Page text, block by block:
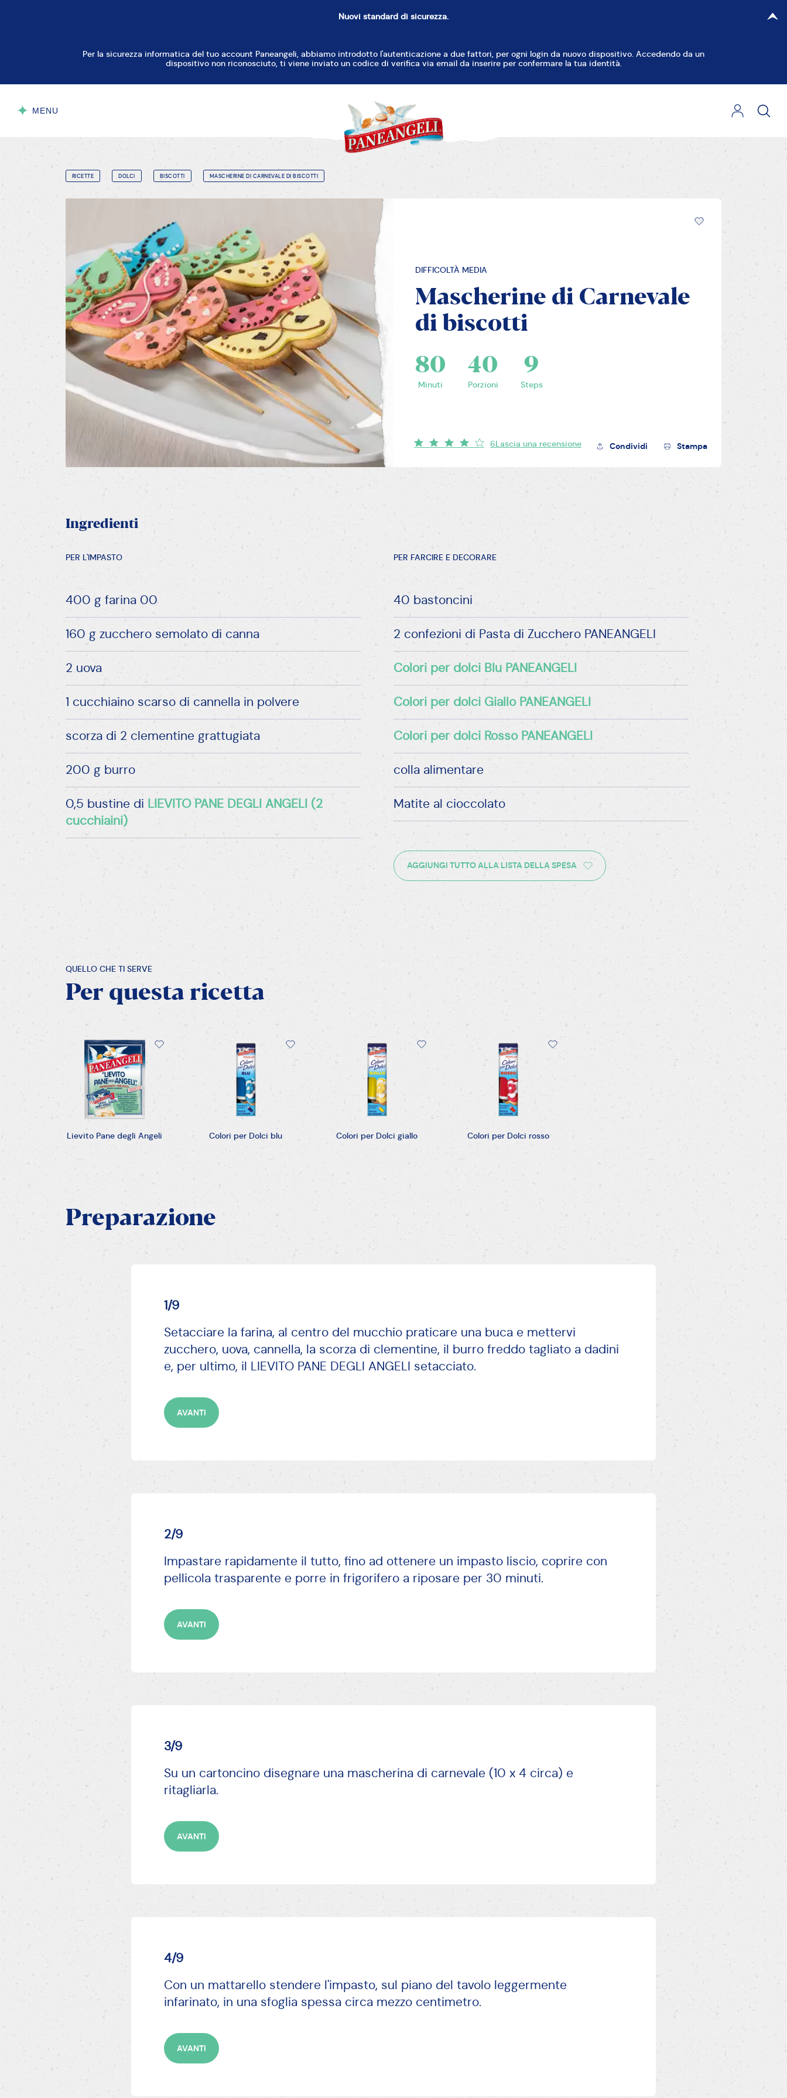
Nuovi standard di sicurezza.
Per la sicurezza informatica del tuo account Paneangeli, abbiamo introdotto l'autenticazione a due fattori, per ogni login da nuovo dispositivo. Accedendo da un
dispositivo non riconosciuto, ti viene inviato un codice di verifica via email da inserire per confermare la tua identità.
MENU
RICETTE DOLCI BISCOTTI MASCHERINE DI CARNEVALE DI BISCOTTI
DIFFICOLTÀ MEDIA
Mascherine di Carnevale
di biscotti
80
Minuti
40
Porzioni
9
Steps
6Lascia una recensione Condividi Stampa
Ingredienti
PER L'IMPASTO
400 g farina 00
160 g zucchero semolato di canna
2 uova
1 cucchiaino scarso di cannella in polvere
scorza di 2 clementine grattugiata
200 g burro
0,5 bustine di LIEVITO PANE DEGLI ANGELI (2
cucchiaini)
PER FARCIRE E DECORARE
40 bastoncini
2 confezioni di Pasta di Zucchero PANEANGELI
Colori per dolci Blu PANEANGELI
Colori per dolci Giallo PANEANGELI
Colori per dolci Rosso PANEANGELI
colla alimentare
Matite al cioccolato
AGGIUNGI TUTTO ALLA LISTA DELLA SPESA
QUELLO CHE TI SERVE
Per questa ricetta
Lievito Pane degli Angeli Colori per Dolci blu Colori per Dolci giallo Colori per Dolci rosso
Preparazione
1/9
Setacciare la farina, al centro del mucchio praticare una buca e mettervi
zucchero, uova, cannella, la scorza di clementine, il burro freddo tagliato a dadini
e, per ultimo, il LIEVITO PANE DEGLI ANGELI setacciato.
AVANTI
2/9
Impastare rapidamente il tutto, fino ad ottenere un impasto liscio, coprire con
pellicola trasparente e porre in frigorifero a riposare per 30 minuti.
AVANTI
3/9
Su un cartoncino disegnare una mascherina di carnevale (10 x 4 circa) e
ritagliarla.
AVANTI
4/9
Con un mattarello stendere l'impasto, sul piano del tavolo leggermente
infarinato, in una sfoglia spessa circa mezzo centimetro.
AVANTI